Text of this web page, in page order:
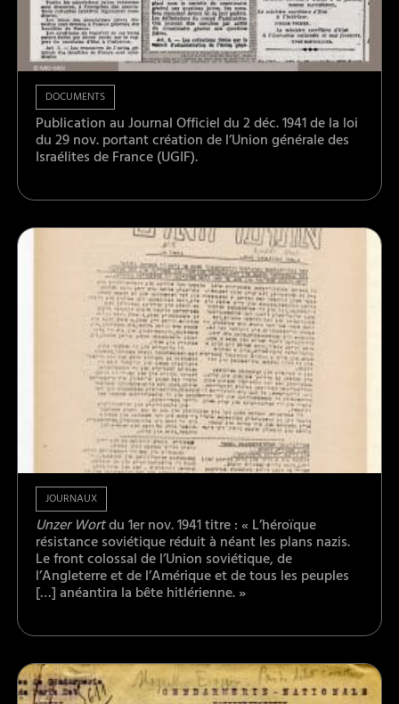
DOCUMENTS
Publication au Journal Officiel du 2 déc. 1941 de la loi
du 29 nov. portant création de l’Union générale des
Israélites de France (UGIF).
JOURNAUX
Unzer Wortdu 1er nov. 1941 titre : « L’héroïque
résistance soviétique réduit à néant les plans nazis.
Le front colossal de l’Union soviétique, de
l’Angleterre et de l’Amérique et de tous les peuples
[…] anéantira la bête hitlérienne. »